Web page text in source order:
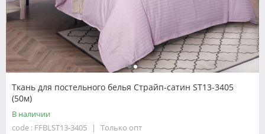
Ткань для постельного белья Страйп-сатин ST13-3405
(50м)
В наличии
code : FFBLST13-3405
Только опт